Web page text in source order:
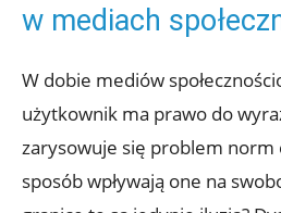
w mediach
W dobie mediów
użytkownik ma prawo do
zarysowuje się problem norm
sposób wpływają one na